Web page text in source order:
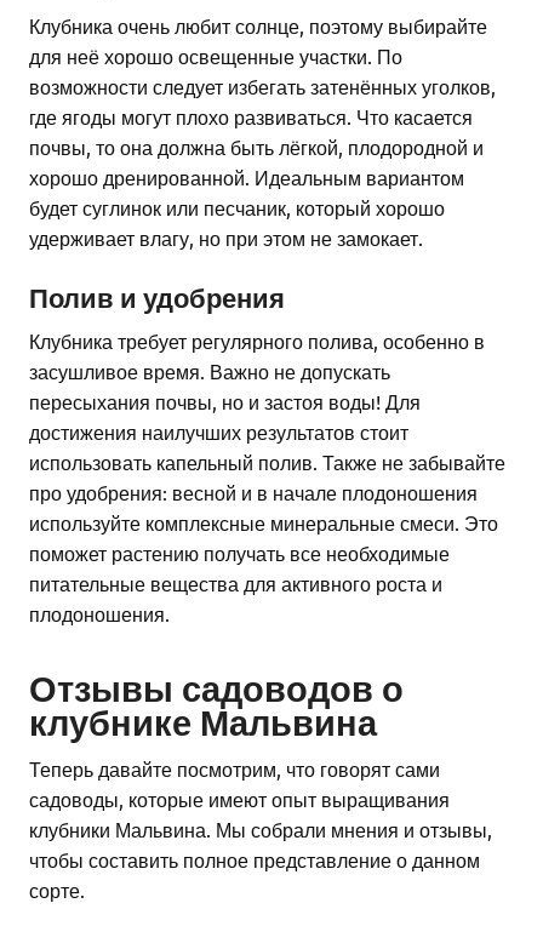
Клубника очень любит солнце, поэтому выбирайте
для неё хорошо освещенные участки. По
возможности следует избегать затенённых уголков,
где ягоды могут плохо развиваться. Что касается
почвы, то она должна быть лёгкой, плодородной и
хорошо дренированной. Идеальным вариантом
будет суглинок или песчаник, который хорошо
удерживает влагу, но при этом не замокает.
Полив и удобрения
Клубника требует регулярного полива, особенно в
засушливое время. Важно не допускать
пересыхания почвы, но и застоя воды! Для
достижения наилучших результатов стоит
использовать капельный полив. Также не забывайте
про удобрения: весной и в начале плодоношения
используйте комплексные минеральные смеси. Это
поможет растению получать все необходимые
питательные вещества для активного роста и
плодоношения.
Отзывы садоводов о
клубнике Мальвина
Теперь давайте посмотрим, что говорят сами
садоводы, которые имеют опыт выращивания
клубники Мальвина. Мы собрали мнения и отзывы,
чтобы составить полное представление о данном
сорте.